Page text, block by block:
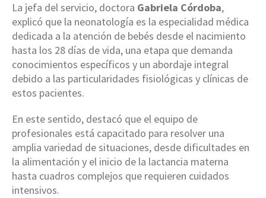
La jefa del servicio, doctora Gabriela Córdoba,
explicó que la neonatología es la especialidad médica
dedicada a la atención de bebés desde el nacimiento
hasta los 28 días de vida, una etapa que demanda
conocimientos específicos y un abordaje integral
debido a las particularidades fisiológicas y clínicas de
estos pacientes.
En este sentido, destacó que el equipo de
profesionales está capacitado para resolver una
amplia variedad de situaciones, desde dificultades en
la alimentación y el inicio de la lactancia materna
hasta cuadros complejos que requieren cuidados
intensivos.